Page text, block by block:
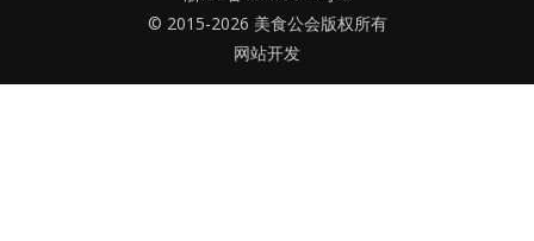
没帐号？注册一个
© 2015-2026 美食公会版权所有
网站开发